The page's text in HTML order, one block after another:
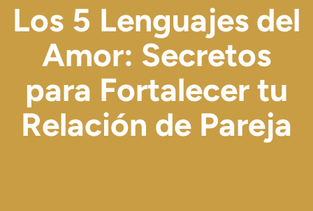
Los 5 Lenguajes del
Amor: Secretos
para Fortalecer tu
Relación de Pareja